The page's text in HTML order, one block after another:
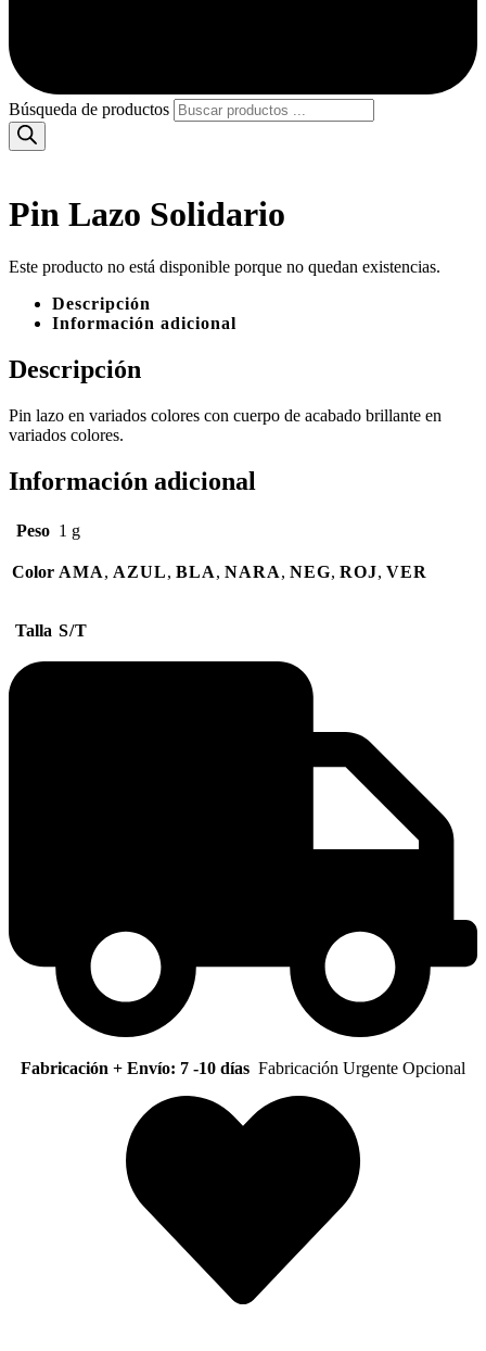
Búsqueda de productos
Pin Lazo Solidario
Este producto no está disponible porque no quedan existencias.
Descripción
Información adicional
Descripción
Pin lazo en variados colores con cuerpo de acabado brillante en
variados colores.
Información adicional
Peso 1 g
Color AMA, AZUL, BLA, NARA, NEG, ROJ, VER
Talla S/T
Fabricación + Envío: 7 -10 días Fabricación Urgente Opcional